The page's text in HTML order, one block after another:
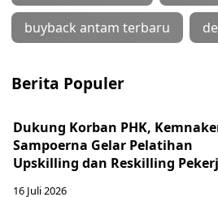
buyback antam terbaru
Berita Populer
Dukung Korban PHK,
Sampoerna Gelar Pelatihan
Upskilling dan Reskilling
16 Juli 2026